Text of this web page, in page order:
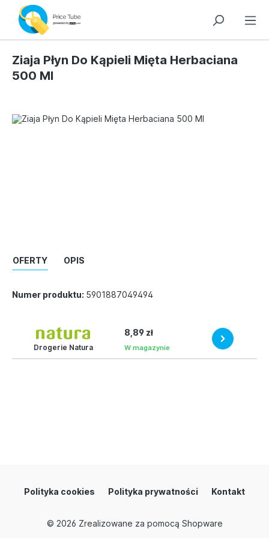
Ziaja Płyn Do Kąpieli Mięta Herbaciana
500 Ml
OFERTY OPIS
Numer produktu: 5901887049494
Drogerie Natura
8,89 zł
W magazynie
Polityka cookies Polityka prywatności Kontakt
© 2026 Zrealizowane za pomocą Shopware